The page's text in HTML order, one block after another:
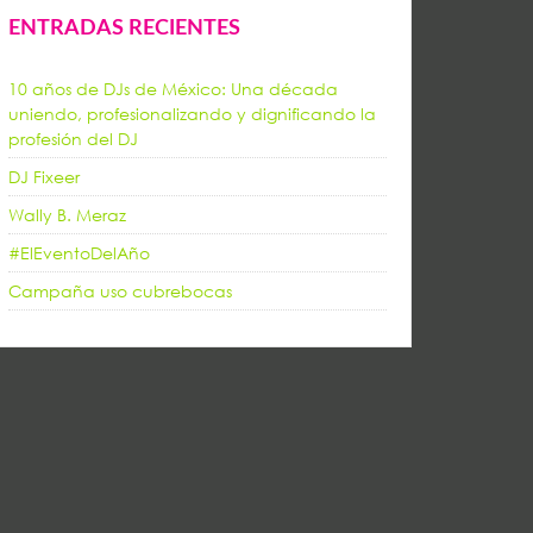
ENTRADAS RECIENTES
10 años de DJs de México: Una década
uniendo, profesionalizando y dignificando la
profesión del DJ
DJ Fixeer
Wally B. Meraz
#ElEventoDelAño
Campaña uso cubrebocas